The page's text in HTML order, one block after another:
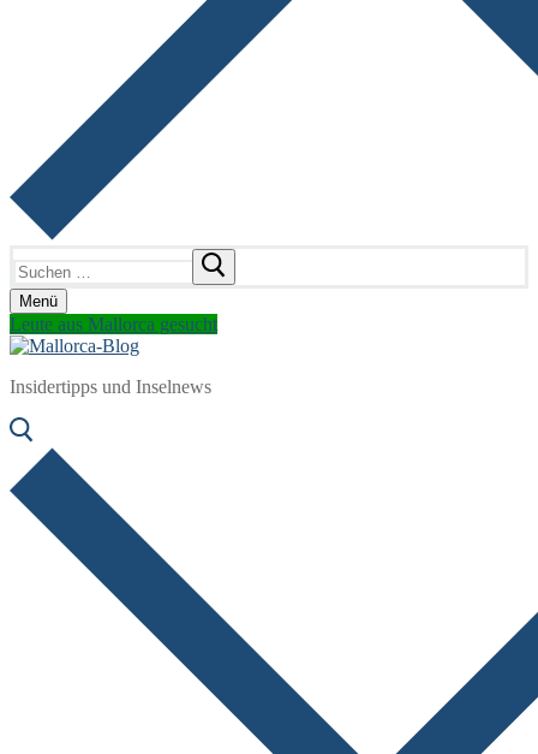
nach:
Menü
Leute aus Mallorca gesucht
Insidertipps und Inselnews